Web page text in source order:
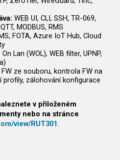
WEB UI, CLI, SSH, TR-069,
MODBUS, RMS
FOTA, Azure IoT Hub, Cloud
Lan (WOL), WEB filter, UPNP,
ze souboru, kontrola FW na
profily, zálohování konfigurace
v přiloženém
nebo na stránce
view/RUT301.